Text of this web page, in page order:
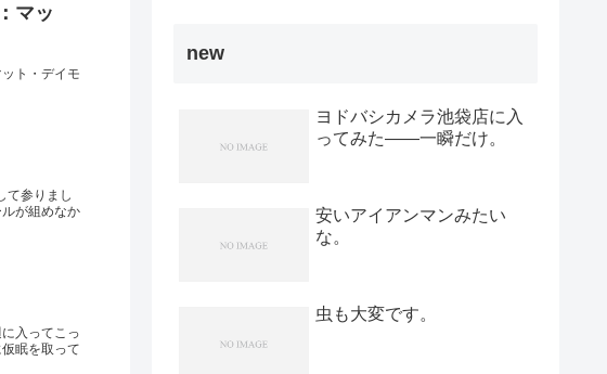
マッ
ト・デイモ
て参りまし
が組めなか
入ってこっ
眠を取って
new
ヨドバシカメラ池袋店に入
ってみた――一瞬だけ。
安いアイアンマンみたい
な。
虫も大変です。